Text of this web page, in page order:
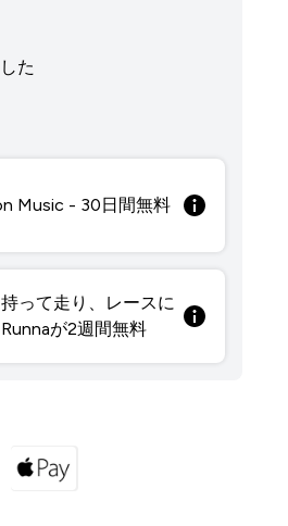
た
Music - 30日間無料
って走り、レースに
が2週間無料